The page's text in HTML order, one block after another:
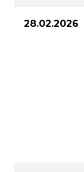
28.02.2026